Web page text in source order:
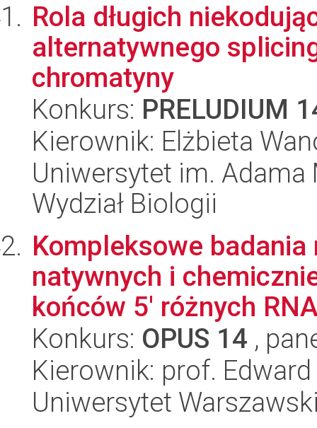
Rola długich
alternatywnego
chromatyny
Konkurs: PRELUDIUM
Kierownik: Elżbieta
Uniwersytet im.
Wydział Biologii
Kompleksowe
natywnych i
końców 5' różnych
Konkurs: OPUS 14 ,
Kierownik: prof.
Uniwersytet